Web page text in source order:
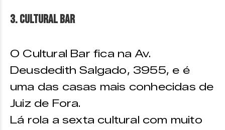
3. Cultural Bar
O Cultural Bar fica na Av.
Deusdedith Salgado, 3955, e é
uma das casas mais conhecidas de
Juiz de Fora.
Lá rola a sexta cultural com muito